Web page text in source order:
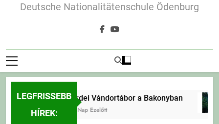
Deutsche Nationalitätenschule Ödenburg
LEGFRISSEBB
HÍREK:
Erdei Vándortábor a Bakonyban
4 Nap Ezelőtt